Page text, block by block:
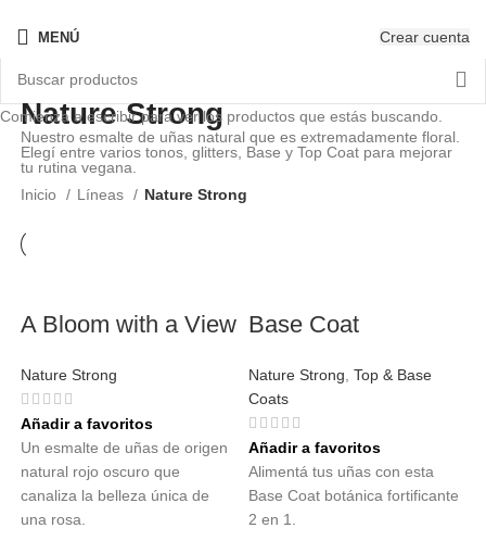
MENÚ Crear cuenta
Nature Strong
Nuestro esmalte de uñas natural que es extremadamente floral.
Elegí entre varios tonos, glitters, Base y Top Coat para mejorar
tu rutina vegana.
Inicio
Líneas Nature Strong
A Bloom with a View
Nature Strong
Añadir a favoritos
Un esmalte de uñas de origen
natural rojo oscuro que
canaliza la belleza única de
una rosa.
Base Coat
Nature Strong Top & Base
Coats
Añadir a favoritos
Alimentá tus uñas con esta
Base Coat botánica fortificante
2 en 1.
Comienza a escribir para ver los productos que estás buscando.